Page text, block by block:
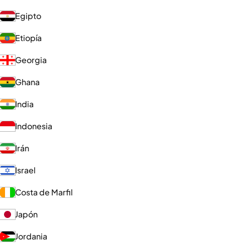
Egipto
Etiopía
Georgia
Ghana
India
Indonesia
Irán
Israel
Costa de Marfil
Japón
Jordania